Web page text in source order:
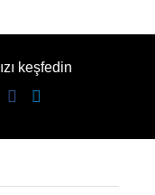
keşfedin